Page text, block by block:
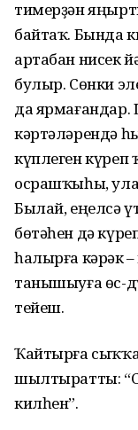
тимерҙән
байтаҡ. Бында
артабан нисек
булыр. Сөнки
да
кәртәләрендә
күплеген
осрашҡыһы,
Былай, еңелсә
бөтәһен дә
һалырға кәрәк
танышыуға өс-
тейеш.
Ҡайтырға
шылтыратты:
килһен”.